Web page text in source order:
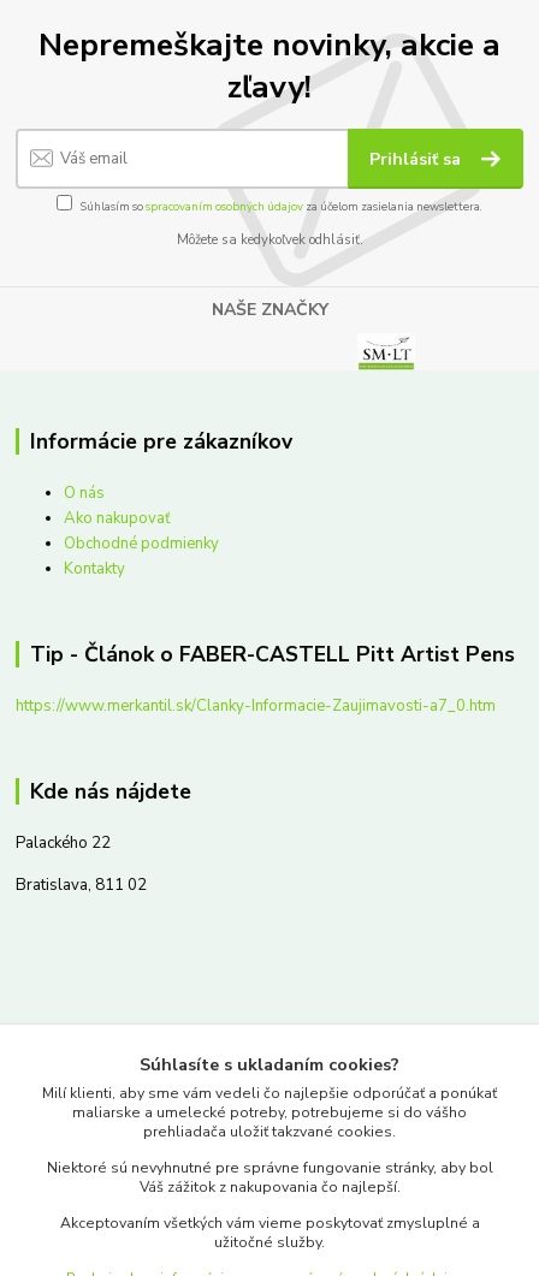
Nepremeškajte novinky, akcie a
zľavy!
Prihlásiť sa
Súhlasím sospracovaním osobných údajov za účelom zasielania newslettera.
Môžete sa kedykoľvek odhlásiť.
NAŠE ZNAČKY
Informácie pre zákazníkov
O nás
Ako nakupovať
Obchodné podmienky
Kontakty
Tip - Článok o FABER-CASTELL Pitt Artist Pens
https://www.merkantil.sk/Clanky-Informacie-Zaujimavosti-a7_0.htm
Kde nás nájdete
Palackého 22
Bratislava, 811 02
www.merkantil.sk
Pondelok-Piatok: 9.00-17.00hod.
objednavky@merkantil-obchod.sk
Súhlasíte s ukladaním cookies?
Milí klienti, aby sme vám vedeli čo najlepšie odporúčať a ponúkať
maliarske a umelecké potreby, potrebujeme si do vášho
prehliadača uložiť takzvané cookies.
Niektoré sú nevyhnutné pre správne fungovanie stránky, aby bol
Váš zážitok z nakupovania čo najlepší.
Akceptovaním všetkých vám vieme poskytovať zmysluplné a
užitočné služby.